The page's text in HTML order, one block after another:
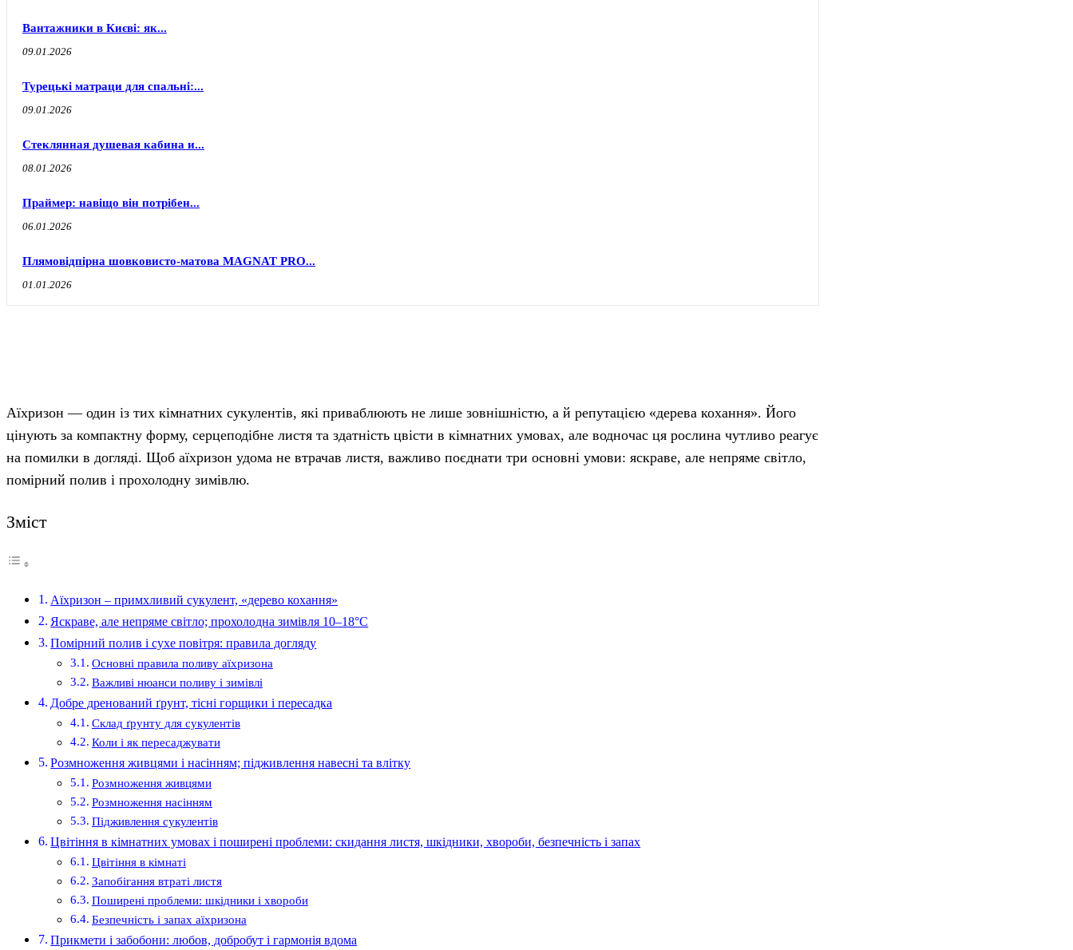
Вантажники в Києві: як...
09.01.2026
Турецькі матраци для спальні:...
09.01.2026
Стеклянная душевая кабина и...
08.01.2026
Праймер: навіщо він потрібен...
06.01.2026
Плямовідпірна шовковисто-матова MAGNAT PRO...
01.01.2026
Аїхризон — один із тих кімнатних сукулентів, які приваблюють не лише зовнішністю, а й репутацією «дерева кохання». Його
цінують за компактну форму, серцеподібне листя та здатність цвісти в кімнатних умовах, але водночас ця рослина чутливо реагує
на помилки в догляді. Щоб аїхризон удома не втрачав листя, важливо поєднати три основні умови: яскраве, але непряме світло,
помірний полив і прохолодну зимівлю.
Зміст
Аїхризон – примхливий сукулент, «дерево кохання»
Яскраве, але непряме світло; прохолодна зимівля 10–18°C
Помірний полив і сухе повітря: правила догляду
Основні правила поливу аїхризона
Важливі нюанси поливу і зимівлі
Добре дренований ґрунт, тісні горщики і пересадка
Склад ґрунту для сукулентів
Коли і як пересаджувати
Розмноження живцями і насінням; підживлення навесні та влітку
Розмноження живцями
Розмноження насінням
Підживлення сукулентів
Цвітіння в кімнатних умовах і поширені проблеми: скидання листя, шкідники, хвороби, безпечність і запах
Цвітіння в кімнаті
Запобігання втраті листя
Поширені проблеми: шкідники і хвороби
Безпечність і запах аїхризона
Прикмети і забобони: любов, добробут і гармонія вдома